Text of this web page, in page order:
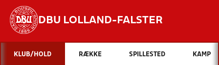
DBU LOLLAND-FALSTER
Hvad vil du søge efter?
KLUB/HOLD RÆKKE SPILLESTED KAMP